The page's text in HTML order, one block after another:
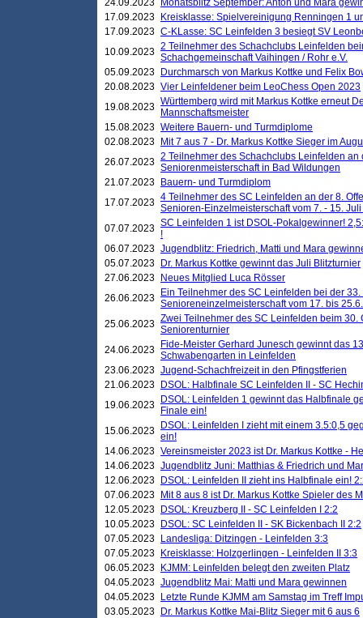
24.09.2023
Monatsblitz September: Anton und Mara
17.09.2023
Kreisklasse: Spielvereinigung Renningen 1
17.09.2023 C-KLasse: SC Leinfelden 3 besiegt SV
10.09.2023 2 Teilnehmer des Schachclubs Leinfelden
Schachgemeinschaft Vaihingen / Rohr e.V.
05.09.2023
Durchmarsch von Markus Kottke und Felix
20.08.2023 Vier Leinfeldener beim LeoChess Open 2023
19.08.2023 Württemberg wird mit Markus Kottke erneut
Mannschaftsmeister
15.08.2023 Weitere Bauern- und Turmdiplome
02.08.2023
Mit 7 aus 7 - Dr. Markus Kottke Sieger im
26.07.2023 2 Teilnehmer des Schachclubs Leinfelden an
Seniorenmeisterschaft in Bad Wildungen
21.07.2023
Bauern- und Turmdiplom
17.07.2023 4 Teilnehmer des SC Leinfelden an der 8.
Senioren-Einzelmeisterschaft vom 7. - 15.
07.07.2023 SC Leinfelden 1 ist DSOL-Pokalgewinner!
!
06.07.2023 Jugendblitz: Friedrich, Matti und Mara
05.07.2023
Dr. Markus Kottke gewinnt das Juli Blitzturnier
27.06.2023
Neues Mitglied Luca Rösser
26.06.2023
Ein Teilnehmer des SC Leinfelden bei der
Senioreneinzelmeisterschaft vom 17. bis
25.06.2023 Zwei Teilnehmer des SC Leinfelden beim
Seniorenturnier
24.06.2023
Fide-Meister Gerhard Junesch gewinnt das
Schwabengarten in Leinfelden
23.06.2023 Jugend-Schachfreizeit in den Pfingstferien
21.06.2023
DSOL: Halbfinale SC Leinfelden II - SC
19.06.2023
DSOL: Leinfelden 1 gewinnt das Halbfinale
Finale ein!
15.06.2023
DSOL: Leinfelden I zieht mit einem 3.5:0,5
ein!
14.06.2023 Vereinsmeister 2023 ist Dr. Markus Kottke -
14.06.2023 Jugendblitz Juni: Matthias & Friedrich und
12.06.2023
DSOL: Leinfelden II zieht ins Halbfinale ein!
07.06.2023
Mit 8 aus 8 ist Dr. Markus Kottke Spieler des
12.05.2023
DSOL: Kreuzberg II - SC Leinfelden I 2:2
10.05.2023
DSOL: SC Leinfelden II - SK Bickenbach II 2:2
07.05.2023
Landesliga: Ditzingen - Leinfelden 3:3
07.05.2023
Kreisklasse: Holzgerlingen - Leinfelden II 3:3
06.05.2023
KJMM: Leinfelden belegt den zweiten Platz
04.05.2023 Jugendblitz Mai: Matti und Mara gewinnen
04.05.2023
Letzte Runde KJMM am Samstag im Treff
03.05.2023
Dr. Markus Kottke Mai-Blitz Sieger mit 6 aus 6